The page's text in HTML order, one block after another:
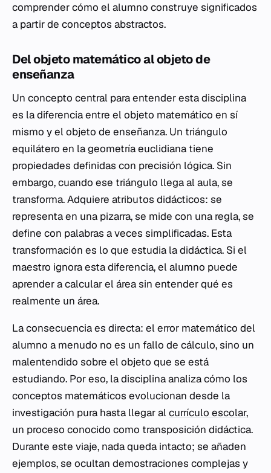
comprender cómo el alumno construye significados
a partir de conceptos abstractos.
Del objeto matemático al objeto de
enseñanza
Un concepto central para entender esta disciplina
es la diferencia entre el objeto matemático en sí
mismo y el objeto de enseñanza. Un triángulo
equilátero en la geometría euclidiana tiene
propiedades definidas con precisión lógica. Sin
embargo, cuando ese triángulo llega al aula, se
transforma. Adquiere atributos didácticos: se
representa en una pizarra, se mide con una regla, se
define con palabras a veces simplificadas. Esta
transformación es lo que estudia la didáctica. Si el
maestro ignora esta diferencia, el alumno puede
aprender a calcular el área sin entender qué es
realmente un área.
La consecuencia es directa: el error matemático del
alumno a menudo no es un fallo de cálculo, sino un
malentendido sobre el objeto que se está
estudiando. Por eso, la disciplina analiza cómo los
conceptos matemáticos evolucionan desde la
investigación pura hasta llegar alcurrículo escolar,
un proceso conocido como transposición didáctica.
Durante este viaje, nada queda intacto; se añaden
ejemplos, se ocultan demostraciones complejas y